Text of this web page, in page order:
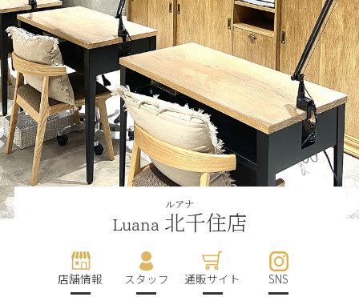
ルアナ
Luana 北千住店
店舗情報 スタッフ 通販サイト SNS